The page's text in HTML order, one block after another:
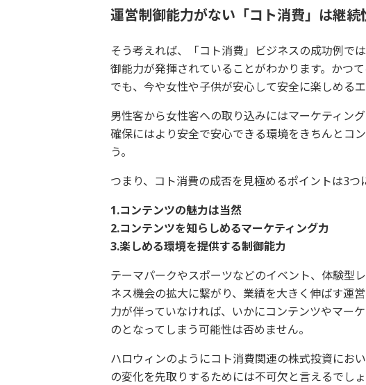
運営制御能力がない「コト消費」は継続
そう考えれば、「コト消費」ビジネスの成功例で
御能力が発揮されていることがわかります。かつ
でも、今や女性や子供が安心して安全に楽しめる
男性客から女性客への取り込みにはマーケティン
確保にはより安全で安心できる環境をきちんとコ
う。
つまり、コト消費の成否を見極めるポイントは3つ
1.コンテンツの魅力は当然
2.コンテンツを知らしめるマーケティング力
3.楽しめる環境を提供する制御能力
テーマパークやスポーツなどのイベント、体験型
ネス機会の拡大に繋がり、業績を大きく伸ばす運
力が伴っていなければ、いかにコンテンツやマー
のとなってしまう可能性は否めません。
ハロウィンのようにコト消費関連の株式投資にお
の変化を先取りするためには不可欠と言えるでし